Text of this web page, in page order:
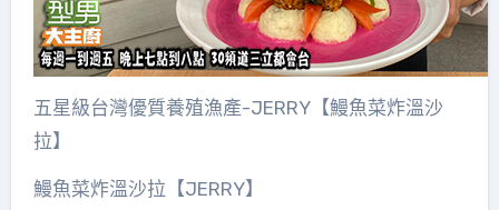
五星級台灣優質養殖漁產-JERRY【鰻魚菜炸溫沙
拉】
鰻魚菜炸溫沙拉【JERRY】